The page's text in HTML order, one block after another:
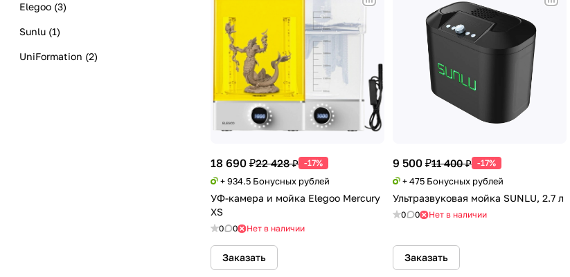
18 690 ₽22 428 ₽ -17%
+ 934.5 Бонусных рублей
УФ-камера и мойка Elegoo Mercury
XS
0 0 Нет в наличии
Заказать
9 500 ₽11 400 ₽ -17%
+ 475 Бонусных рублей
Ультразвуковая мойка SUNLU, 2.7 л
0 0 Нет в наличии
Заказать
Elegoo (3)
Sunlu (1)
UniFormation (2)